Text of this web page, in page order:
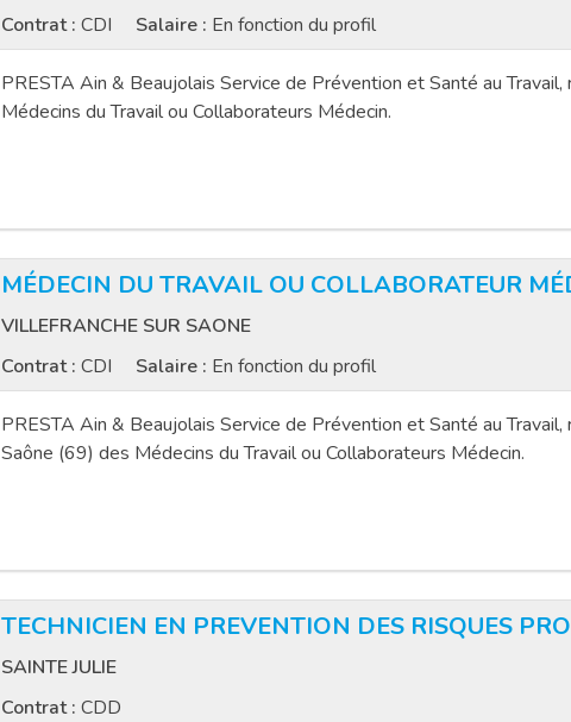
Contrat : CDI Salaire : En fonction du profil
PRESTA Ain & Beaujolais Service de Prévention et Santé au
Médecins du Travail ou Collaborateurs Médecin.
MÉDECIN DU TRAVAIL OU COLLABORATEUR
VILLEFRANCHE SUR SAONE
Contrat : CDI Salaire : En fonction du profil
PRESTA Ain & Beaujolais Service de Prévention et Santé au
Saône (69) des Médecins du Travail ou Collaborateurs Médecin.
TECHNICIEN EN PREVENTION DES RISQUES
SAINTE JULIE
Contrat : CDD